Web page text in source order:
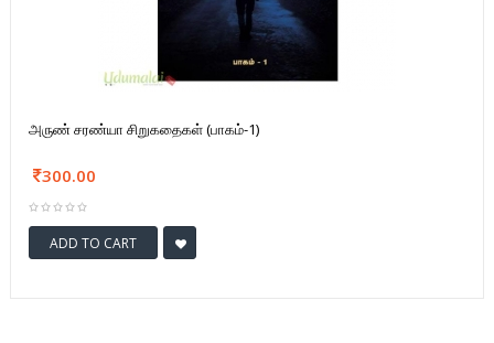
அருண் சரண்யா சிறுகதைகள் (பாகம்-1)
300.00
ADD TO CART